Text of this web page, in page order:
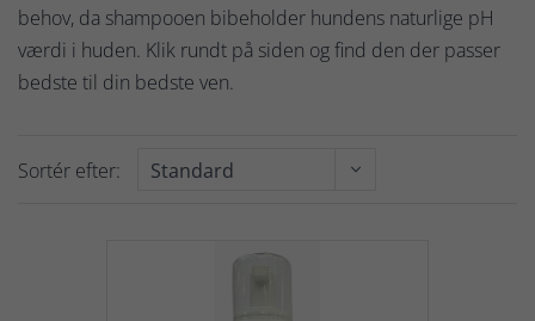
behov, da shampooen bibeholder hundens naturlige pH
værdi i huden. Klik rundt på siden og find den der passer
bedste til din bedste ven.
Sortér efter: